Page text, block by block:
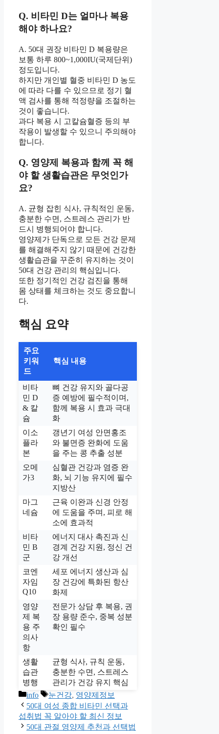
Q. 비타민 D는 얼마나 복용
해야 하나요?
A. 50대 권장 비타민 D 복용량은
보통 하루 800~1,000IU(국제단위)
정도입니다.
하지만 개인별 혈중 비타민 D 농도
에 따라 다를 수 있으므로 정기 혈
액 검사를 통해 적정량을 조절하는
것이 좋습니다.
과다 복용 시 고칼슘혈증 등의 부
작용이 발생할 수 있으니 주의해야
합니다.
Q. 영양제 복용과 함께 꼭 해
야 할 생활습관은 무엇인가
요?
A. 균형 잡힌 식사, 규칙적인 운동,
충분한 수면, 스트레스 관리가 반
드시 병행되어야 합니다.
영양제가 단독으로 모든 건강 문제
를 해결해주지 않기 때문에 건강한
생활습관을 꾸준히 유지하는 것이
50대 건강 관리의 핵심입니다.
또한 정기적인 건강 검진을 통해
몸 상태를 체크하는 것도 중요합니
다.
핵심 요약
주요
키워
드
핵심 내용
비타
민 D
& 칼
슘
뼈 건강 유지와 골다공
증 예방에 필수적이며,
함께 복용 시 효과 극대
화
이소
플라
본
갱년기 여성 안면홍조
와 불면증 완화에 도움
을 주는 콩 추출 성분
오메
가3
심혈관 건강과 염증 완
화, 뇌 기능 유지에 필수
지방산
마그
네슘
근육 이완과 신경 안정
에 도움을 주며, 피로 해
소에 효과적
비타
민 B
군
에너지 대사 촉진과 신
경계 건강 지원, 정신 건
강 개선
코엔
자임
Q10
세포 에너지 생산과 심
장 건강에 특화된 항산
화제
영양
제 복
용 주
의사
항
전문가 상담 후 복용, 권
장 용량 준수, 중복 성분
확인 필수
생활
습관
병행
균형 식사, 규칙 운동,
충분한 수면, 스트레스
관리가 건강 유지 핵심
카
테
고
리
info
태
그
눈건강, 영양제정보
50대 여성 종합 비타민 선택과
섭취법 꼭 알아야 할 최신 정보
50대 관절 영양제 추천과 선택법